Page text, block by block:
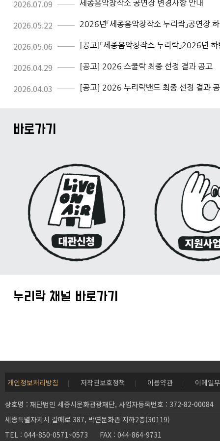
2026.07.09 세종음악창작소 공연장 변경사항 안내
2026.05.22
2026.05.06
2026.04.29
[공고] 2026 스쿨락 최종 선정 결과 공고
2026.04.03 [공고] 2026 누리락밴드 최종 선정 결과
바로가기
누리락 채널 바로가기
개인정보처리방침 저작권보호정책 이용약관 이메일
상호명 : 재단법인 세종시문화관광재단, 사업자등록번호 : 372-82-00084
세종특별자치시 갈매로 387, 박연문화관 지하2층(30119)
TEL : 044-850-0571~0573 FAX : 044-864-9731